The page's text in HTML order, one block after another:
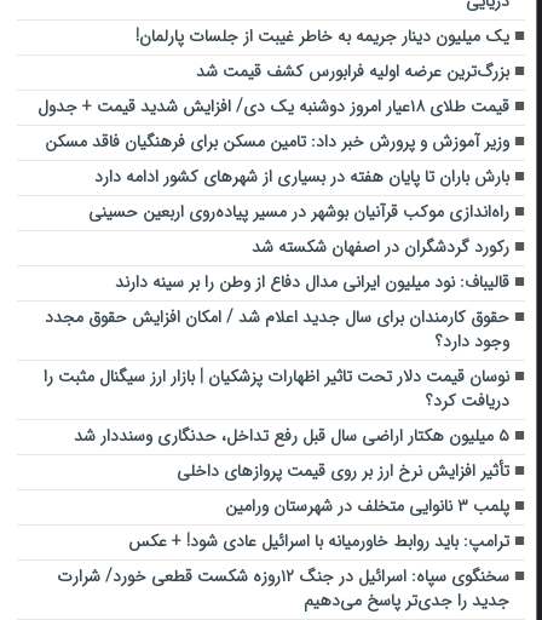
یک میلیون دینار جریمه به خاطر غیبت از جلسات پارلمان!
بزرگ‌ترین عرضه اولیه فرابورس کشف قیمت شد
قیمت طلای ۱۸عیار امروز دوشنبه یک دی/ افزایش شدید قیمت + جدول
وزیر آموزش و پرورش خبر داد: تامین مسکن برای فرهنگیان فاقد مسکن
بارش باران تا پایان هفته در بسیاری از شهرهای کشور ادامه دارد
راه‌اندازی موکب قرآنیان بوشهر در مسیر پیاده‌روی اربعین حسینی
رکورد گردشگران در اصفهان شکسته شد
قالیباف: نود میلیون ایرانی مدال دفاع از وطن را بر سینه دارند
حقوق کارمندان برای سال جدید اعلام شد / امکان افزایش حقوق مجدد
وجود دارد؟
نوسان قیمت دلار تحت تاثیر اظهارات پزشکیان | بازار ارز سیگنال مثبت را
دریافت کرد؟
۵ میلیون هکتار اراضی سال قبل رفع تداخل، حدنگاری وسنددار شد
تأثیر افزایش نرخ ارز بر روی قیمت پروازهای داخلی
پلمب ۳ نانوایی متخلف در شهرستان ورامین
ترامپ: باید روابط خاورمیانه با اسرائیل عادی شود! + عکس
سخنگوی سپاه: اسرائیل در جنگ ۱۲روزه شکست قطعی خورد/ شرارت
جدید را ‌جدی‌تر پاسخ می‌دهیم